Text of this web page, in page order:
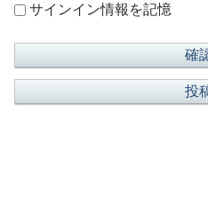
サインイン情報を記憶